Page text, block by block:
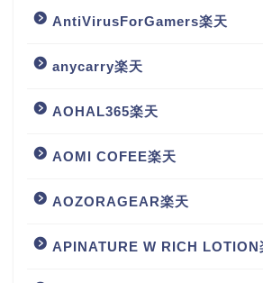
AntiVirusForGamers楽天
anycarry楽天
AOHAL365楽天
AOMI COFEE楽天
AOZORAGEAR楽天
APINATURE W RICH LOTION